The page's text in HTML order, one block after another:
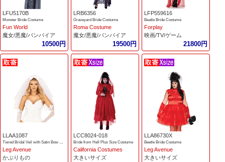
LFU5170B
Monster Bride Costume
Fun World
魔女/悪魔/バンパイア
10500円
LRB6356
Graveyard Bride Costume
Roma Costume
魔女/悪魔/バンパイア
19500円
LFP559616
Beatle Bride Costume
Forplay
映画/TV/ゲーム
21800円
LLAA1087
Tiered Bridal Veil with Satin Bow Accent
Leg Avenue
かぶりもの
LCC8024-018
Bride from Hell Plus Size Costume
California Costumes
大きいサイズ
LLA86730X
Beetle Bride Costume
Leg Avenue
大きいサイズ